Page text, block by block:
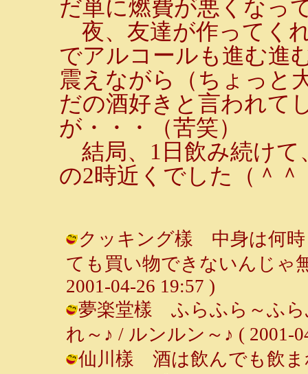
だ単に燃費が悪くなっ
夜、友達が作ってく
でアルコールも進む進
震えながら（ちょっと
だの酒好きと言われて
が・・・（苦笑）
結局、1日飲み続けて
の2時近くでした（＾＾
クッキング樣 中身は何時
ても買い物できないんじゃ
2001-04-26 19:57 )
夢楽堂樣 ふらふら～ふ
れ～♪ / ルンルン～♪ ( 2001-
仙川樣 酒は飲んでも飲ま